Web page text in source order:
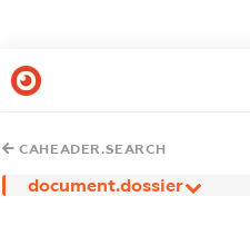
CAHEADER.SEARCH
document.dossier